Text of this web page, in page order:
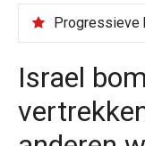
Israel